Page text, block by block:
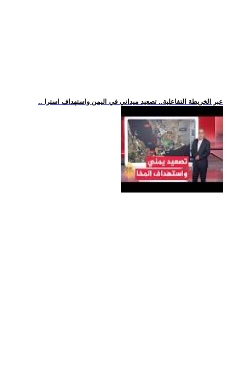
.. عبر الخريطة التفاعلية.. تصعيد ميداني في اليمن واستهداف استرا